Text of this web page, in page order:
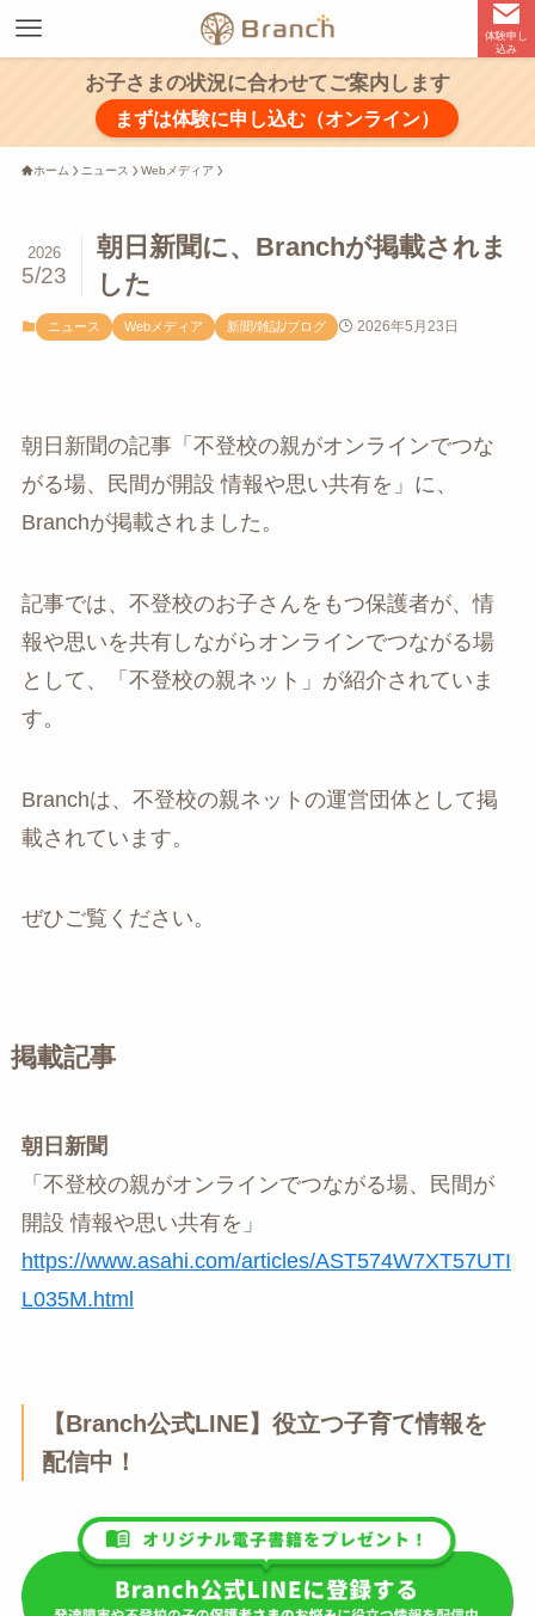
体験申し
込み
お子さまの状況に合わせてご案内します
まずは体験に申し込む（オンライン）
ホーム ニュース Webメディア
朝日新聞に、Branchが掲載されま
した
2026
5/23
ニュース Webメディア 新聞/雑誌/ブログ 2026年5月23日
朝日新聞の記事「不登校の親がオンラインでつな
がる場、民間が開設 情報や思い共有を」に、
Branchが掲載されました。
記事では、不登校のお子さんをもつ保護者が、情
報や思いを共有しながらオンラインでつながる場
として、「不登校の親ネット」が紹介されていま
す。
Branchは、不登校の親ネットの運営団体として掲
載されています。
ぜひご覧ください。
掲載記事
朝日新聞
「不登校の親がオンラインでつながる場、民間が
開設 情報や思い共有を」
https://www.asahi.com/articles/AST574W7XT57UTI
L035M.html
【Branch公式LINE】役立つ子育て情報を
配信中！